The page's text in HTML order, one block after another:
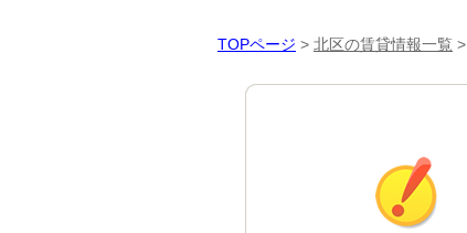
TOPページ > 北区の賃貸情報一覧 >